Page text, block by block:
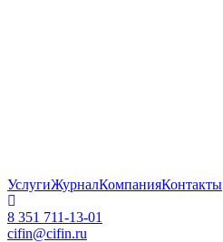
УслугиЖурналКомпанияКонтакты
8 351 711-13-01
cifin@cifin.ru